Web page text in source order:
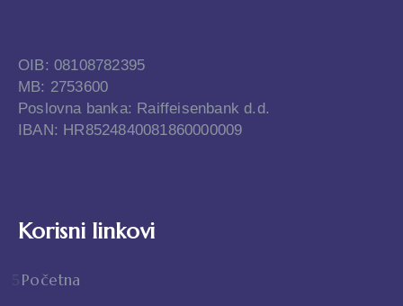
OIB: 08108782395
MB: 2753600
Poslovna banka: Raiffeisenbank d.d.
IBAN: HR8524840081860000009
Korisni linkovi
Početna